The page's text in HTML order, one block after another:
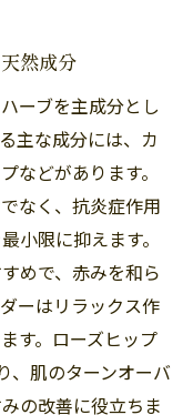
然成分
ーブを主成分とし
主な成分には、カ
などがあります。
なく、抗炎症作用
小限に抑えます。
めで、赤みを和ら
ーはリラックス作
す。ローズヒップ
、肌のターンオーバ
の改善に役立ちま